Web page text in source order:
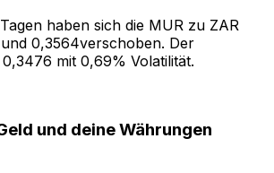
haben sich die MUR zu ZAR
0,3564verschoben. Der
mit 0,69% Volatilität.
und deine Währungen